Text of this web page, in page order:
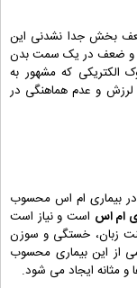
بخش جدا نشدنی این
و ضعف در یک سمت بدن
که مشهور به
و عدم هماهنگی در
در بیماری ام اس محسوب
ام اس است و نیاز است
زبان، خستگی و سوزن
از این بیماری محسوب
مثانه ایجاد می شود.